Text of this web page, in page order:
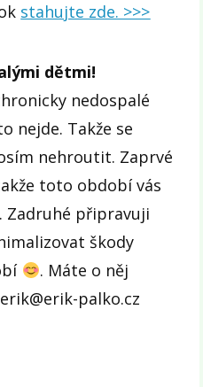
stahujte zde. >>>
dětmi!
nedospalé
nejde. Takže se
nehroutit. Zaprvé
toto období vás
Zadruhé připravuji
škody
. Máte o něj
palko.cz